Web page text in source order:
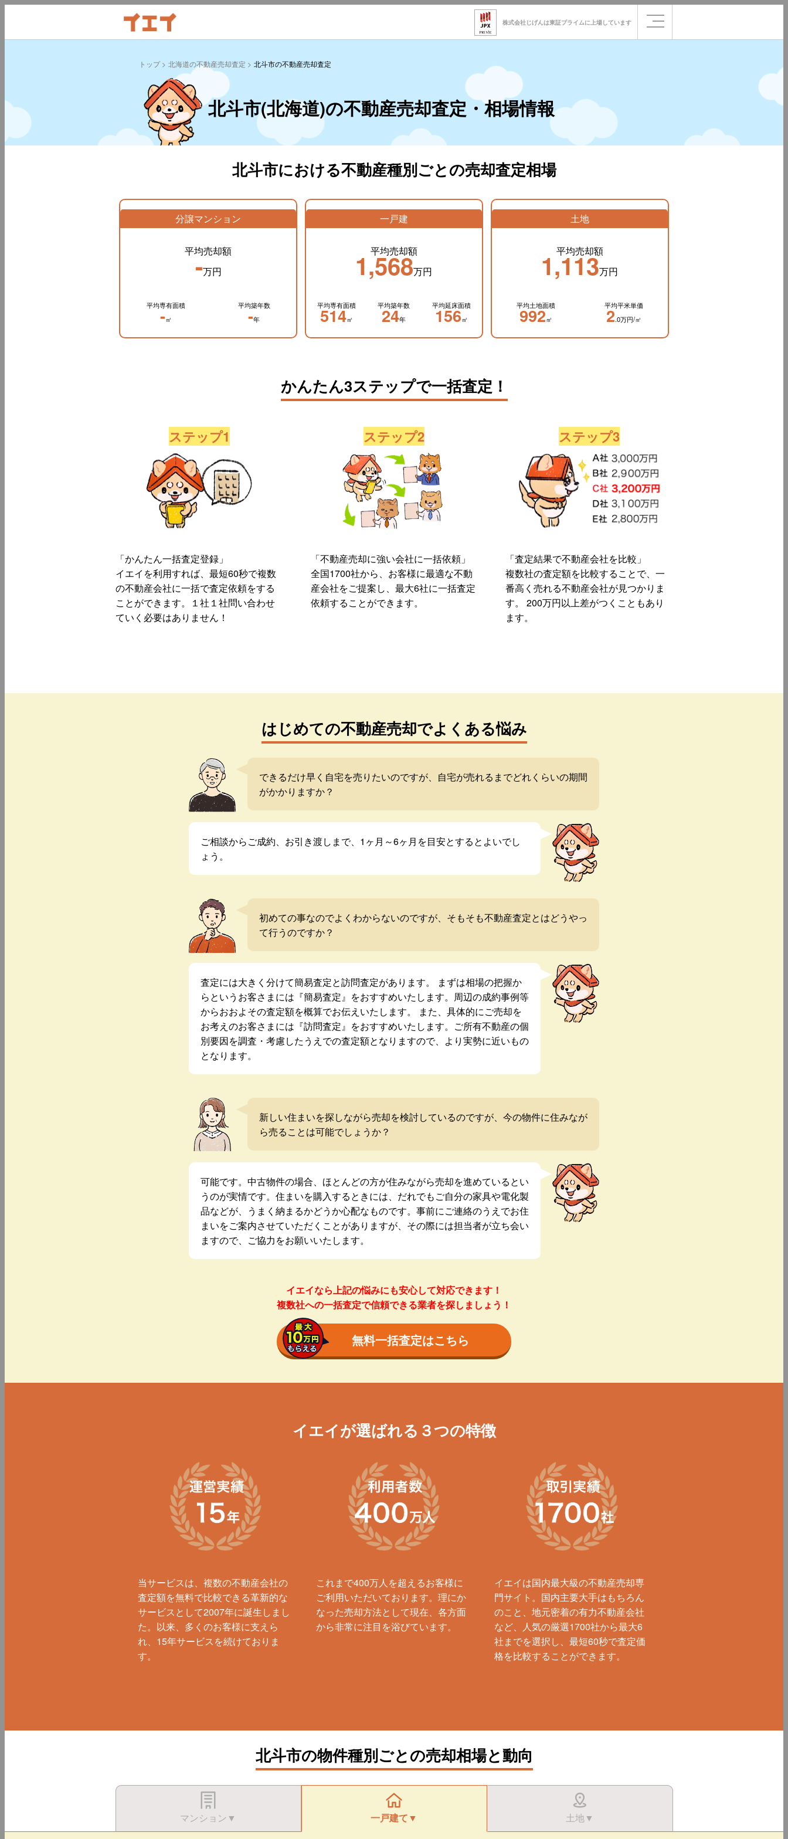
株式会社じげんは東証プライムに 上場しています
トップ 北海道の不動産売却査定 北斗市の不動産売却査定
北斗市(北海道)の不動産売却査定・相場情報
北斗市における不動産種別ごとの売却査定相場
分譲マンション
平均売却額
-万円
平均専有面積
-㎡
平均築年数
-年
一戸建
平均売却額
1,568万円
平均専有面積
514㎡
平均築年数
24年
平均延床面積
156㎡
土地
平均売却額
1,113万円
平均土地面積
992㎡
平均平米単価
2.0万円/㎡
かんたん3ステップで一括査定！
ステップ1
「かんたん一括査定登録」
イエイを利用すれば、最短60秒で複数
の不動産会社に一括で査定依頼をする
ことができます。１社１社問い合わせ
ていく必要はありません！
ステップ2
「不動産売却に強い会社に一括依頼」
全国1700社から、お客様に最適な不動
産会社をご提案し、最大6社に一括査定
依頼することができます。
ステップ3
「査定結果で不動産会社を比較」
複数社の査定額を比較することで、一
番高く売れる不動産会社が見つかりま
す。 200万円以上差がつくこともあり
ます。
はじめての不動産売却でよくある悩み
できるだけ早く自宅を売りたいのですが、自宅が売れるまでどれくらいの期間
がかかりますか？
ご相談からご成約、お引き渡しまで、1ヶ月～6ヶ月を目安とするとよいでし
ょう。
初めての事なのでよくわからないのですが、そもそも不動産査定とはどうやっ
て行うのですか？
査定には大きく分けて簡易査定と訪問査定があります。 まずは相場の把握か
らというお客さまには『簡易査定』をおすすめいたします。周辺の成約事例等
からおおよその査定額を概算でお伝えいたします。 また、具体的にご売却を
お考えのお客さまには『訪問査定』をおすすめいたします。ご所有不動産の個
別要因を調査・考慮したうえでの査定額となりますので、より実勢に近いもの
となります。
新しい住まいを探しながら売却を検討しているのですが、今の物件に住みなが
ら売ることは可能でしょうか？
可能です。中古物件の場合、ほとんどの方が住みながら売却を進めているとい
うのが実情です。住まいを購入するときには、だれでもご自分の家具や電化製
品などが、うまく納まるかどうか心配なものです。事前にご連絡のうえでお住
まいをご案内させていただくことがありますが、その際には担当者が立ち会い
ますので、ご協力をお願いいたします。
イエイなら上記の悩みにも安心して対応できます！
複数社への一括査定で信頼できる業者を探しましょう！
無料一括査定はこちら
イエイが選ばれる３つの特徴
当サービスは、複数の不動産会社の
査定額を無料で比較できる革新的な
サービスとして2007年に誕生しまし
た。以来、多くのお客様に支えら
れ、15年サービスを続けておりま
す。
これまで400万人を超えるお客様に
ご利用いただいております。理にか
なった売却方法として現在、各方面
から非常に注目を浴びています。
イエイは国内最大級の不動産売却専
門サイト。国内主要大手はもちろん
のこと、地元密着の有力不動産会社
など、人気の厳選1700社から最大6
社までを選択し、最短60秒で査定価
格を比較することができます。
北斗市の物件種別ごとの売却相場と動向
マンション▼ 一戸建て▼ 土地▼